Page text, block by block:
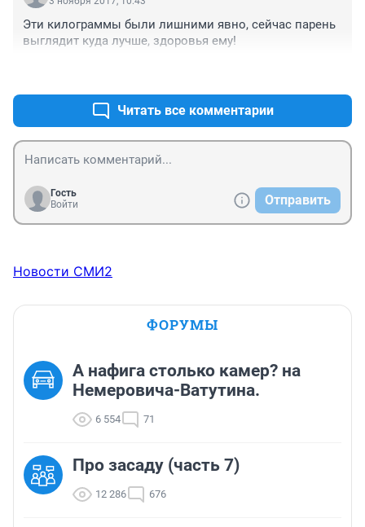
Эти килограммы были лишними явно, сейчас парень
выглядит куда лучше, здоровья ему!
Читать все комментарии
Гость
Войти
Отправить
Новости СМИ2
ФОРУМЫ
А нафига столько камер? на
Немеровича-Ватутина.
6 554 71
Про засаду (часть 7)
12 286 676